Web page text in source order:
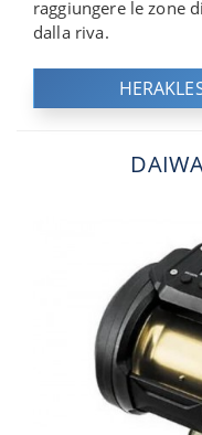
raggiungere le zone
dalla riva.